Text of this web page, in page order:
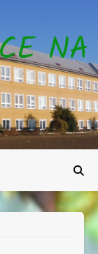
NA